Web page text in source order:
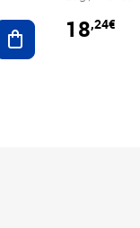
Ajouter au panier
18,24€